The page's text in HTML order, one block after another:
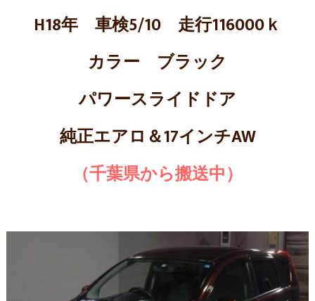
H18年 車検5/10 走行116000ｋ
カラー ブラック
パワースライドドア
純正エアロ＆17インチAW
（千葉県から搬送中）